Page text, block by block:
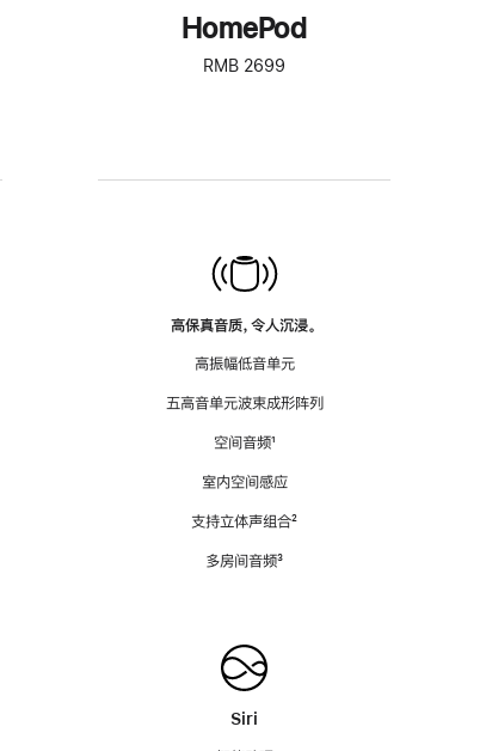
HomePod
RMB 2699
高保真音质，令人沉浸。
高振幅低音单元
五高音单元波束成形阵列
空间音频脚
¹
室内空间感应
支持立体声组合脚
²
多房间音频脚
³
Siri